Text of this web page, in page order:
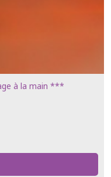
à la main ***